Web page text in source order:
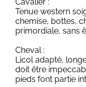
Tenue western
chemise, bottes,
primordiale, sans
Cheval :
Licol adapté,
doit être
pieds font partie